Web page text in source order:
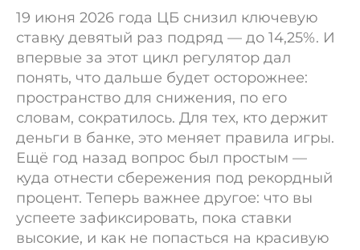
19 июня 2026 года ЦБ снизил ключевую
ставку девятый раз подряд — до 14,25%. И
впервые за этот цикл регулятор дал
понять, что дальше будет осторожнее:
пространство для снижения, по его
словам, сократилось. Для тех, кто держит
деньги в банке, это меняет правила игры.
Ещё год назад вопрос был простым —
куда отнести сбережения под рекордный
процент. Теперь важнее другое: что вы
успеете зафиксировать, пока ставки
высокие, и как не попасться на красивую